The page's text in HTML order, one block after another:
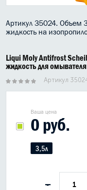
АВТО КОСМЕТИКА
МОТО МАСЛА
ВСЕ БРЕНДЫ
Артикул 35024. Объем
жидкость на
Liqui Moly Antifrost
жидкость для
Артикул
Ваша цена
0 руб.
3,5л
-